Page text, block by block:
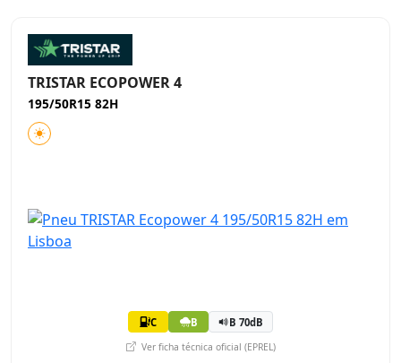
TRISTAR ECOPOWER 4
195/50R15 82H
C B B 70dB
Ver ficha técnica oficial (EPREL)